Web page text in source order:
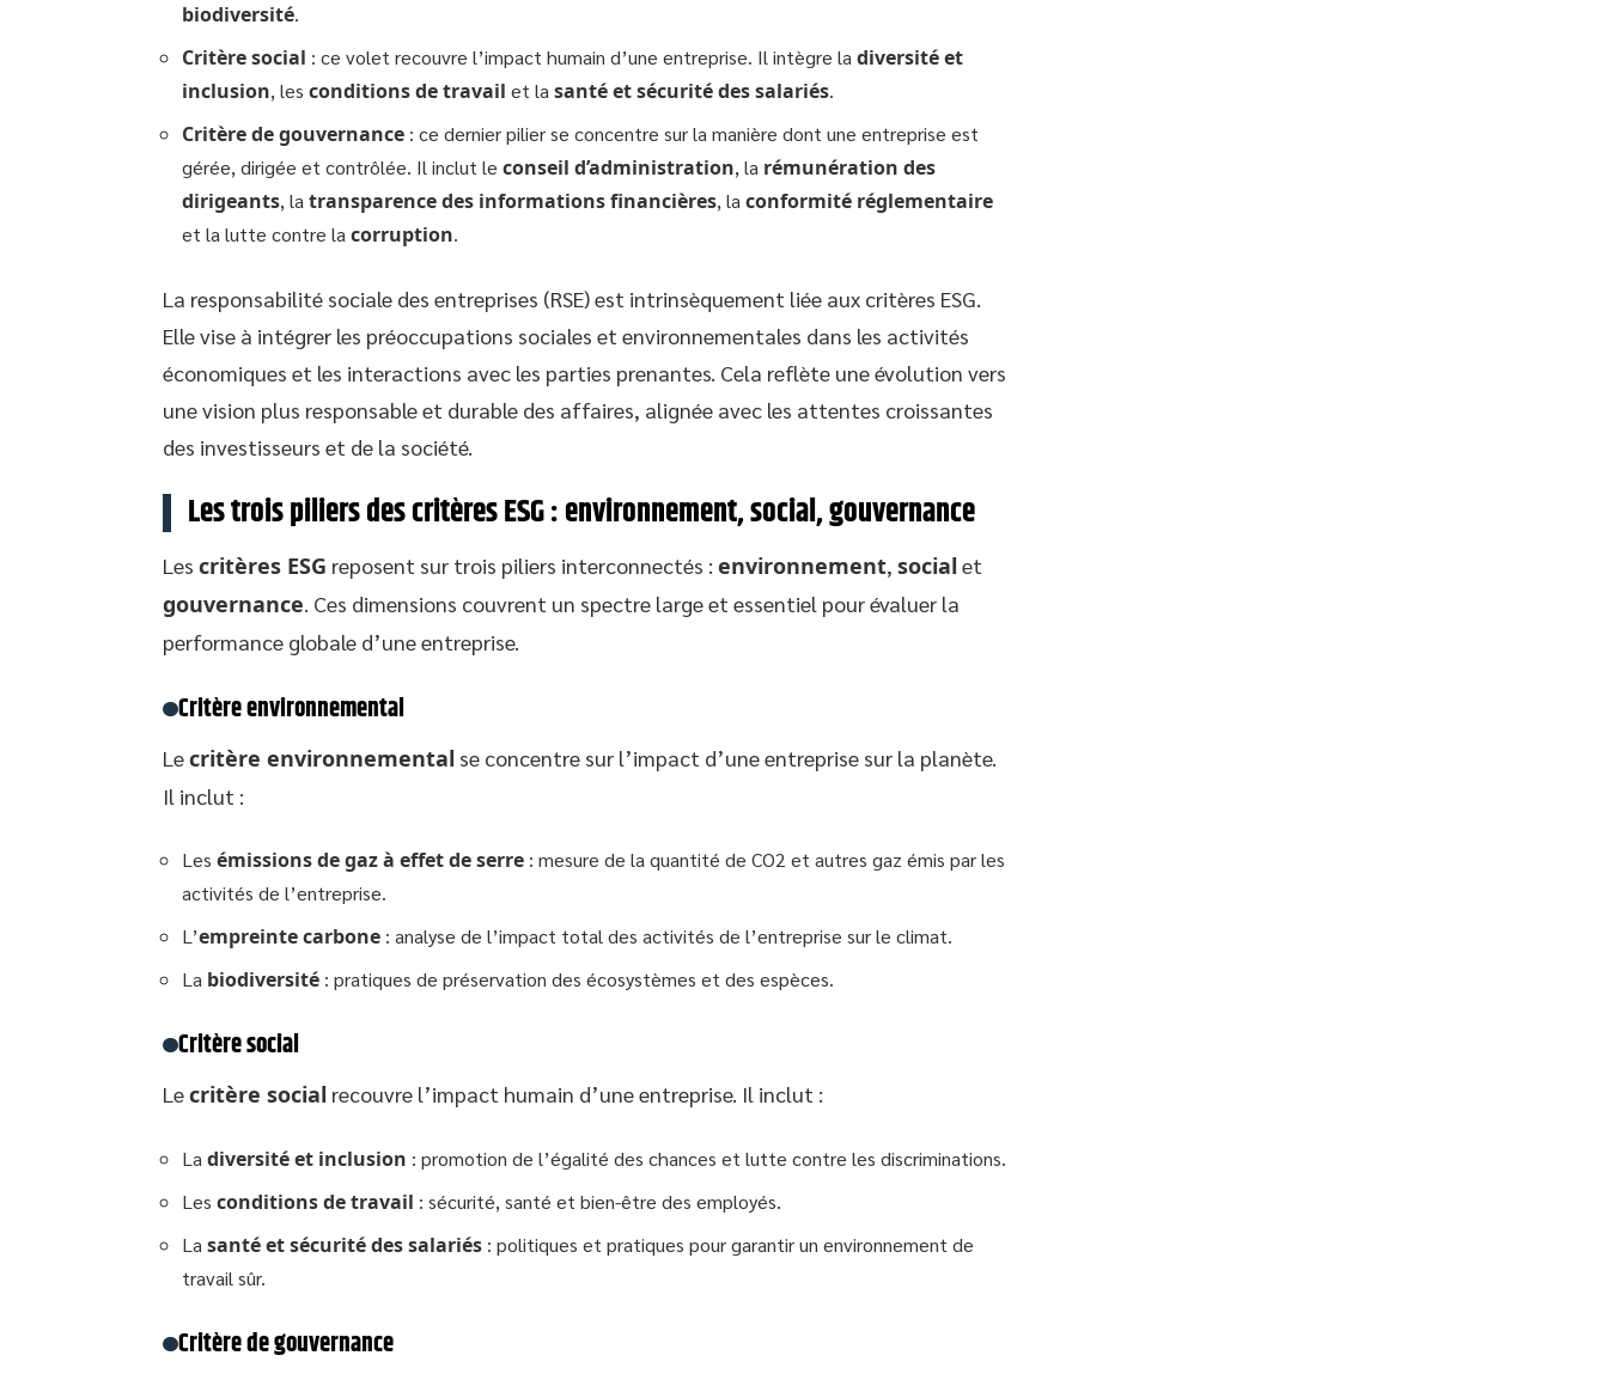
biodiversité.
Critère social : ce volet recouvre l’impact humain d’une entreprise. Il intègre la diversité et
inclusion, les conditions de travail et la santé et sécurité des salariés.
Critère de gouvernance : ce dernier pilier se concentre sur la manière dont une entreprise est
gérée, dirigée et contrôlée. Il inclut le conseil d’administration, la rémunération des
dirigeants, la transparence des informations financières, la conformité réglementaire
et la lutte contre la corruption.
La responsabilité sociale des entreprises (RSE) est intrinsèquement liée aux critères ESG.
Elle vise à intégrer les préoccupations sociales et environnementales dans les activités
économiques et les interactions avec les parties prenantes. Cela reflète une évolution vers
une vision plus responsable et durable des affaires, alignée avec les attentes croissantes
des investisseurs et de la société.
Les trois piliers des critères ESG : environnement, social, gouvernance
Les critères ESG reposent sur trois piliers interconnectés : environnement, social et
gouvernance. Ces dimensions couvrent un spectre large et essentiel pour évaluer la
performance globale d’une entreprise.
Critère environnemental
Lecritère environnemental se concentre sur l’impact d’une entreprise sur la planète.
Il inclut :
Les émissions de gaz à effet de serre : mesure de la quantité de CO2 et autres gaz émis par les
activités de l’entreprise.
L’empreinte carbone : analyse de l’impact total des activités de l’entreprise sur le climat.
La biodiversité : pratiques de préservation des écosystèmes et des espèces.
Critère social
Lecritère social recouvre l’impact humain d’une entreprise. Il inclut :
La diversité et inclusion : promotion de l’égalité des chances et lutte contre les discriminations.
Les conditions de travail : sécurité, santé et bien-être des employés.
La santé et sécurité des salariés : politiques et pratiques pour garantir un environnement de
travail sûr.
Critère de gouvernance